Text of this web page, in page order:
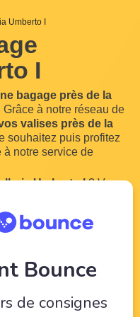
Umberto I
I
bagage près de la
à notre réseau de
valises près de la
souhaitez puis profitez
à notre service de
Umberto I? Vous
Eelway, laissez des
survos... Lire plus
Bounce
de consignes